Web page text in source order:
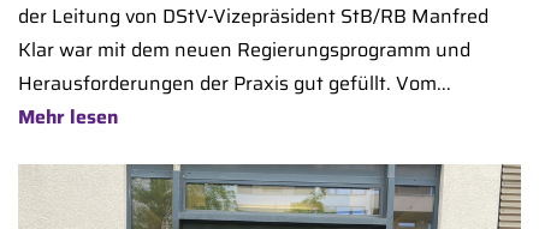
der Leitung von DStV-Vizepräsident StB/RB Manfred
Klar war mit dem neuen Regierungsprogramm und
Herausforderungen der Praxis gut gefüllt. Vom...
Mehr lesen